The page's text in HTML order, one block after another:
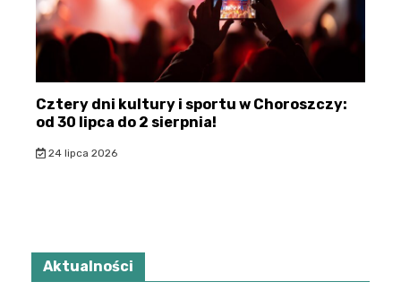
Cztery dni kultury i sportu w Choroszczy:
od 30 lipca do 2 sierpnia!
24 lipca 2026
Aktualności